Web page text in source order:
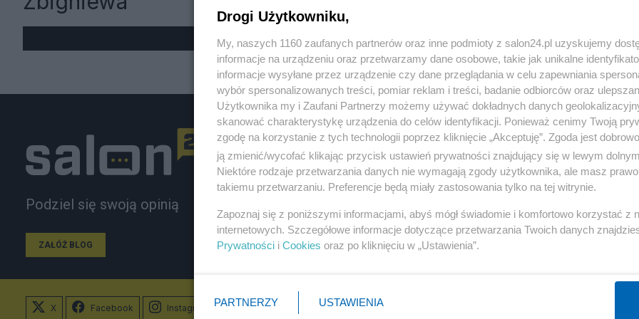
« WRÓĆ DO NOTKI
Podziel się swoją opinią
ZAŁÓŻ BLOG
Polityka
Rząd
Prezydent
NATO
KO
Gospodarka
Biznes
Pieniądze
Inwestycje
Podatki
X Facebook Instagram
Drogi Użytkowniku,
My, naszych 1160 zaufanych partnerów oraz inne podmioty z salon24.pl uzyskujemy
informacje na urządzeniu oraz przetwarzamy dane osobowe, takie jak unikalne
informacje wysyłane przez urządzenie czy dane przeglądania w celu zapewniania
wybór spersonalizowanych treści, pomiar reklam i treści, badanie odbiorców oraz
Użytkownika my i Zaufani Partnerzy możemy używać dokładnych danych
skanować charakterystykę urządzenia do celów identyfikacji. Ponieważ cenimy Twoją
zgodę na korzystanie z tych technologii poprzez kliknięcie „Akceptuję”. Zgoda jest
ją zmienić/wycofać klikając przycisk ustawień prywatności znajdujący się w lewym
Niektóre rodzaje przetwarzania danych nie wymagają zgody użytkownika, ale masz
takiemu przetwarzaniu. Preferencje będą miały zastosowania tylko na tej witrynie.
Zapoznaj się z poniższymi informacjami, abyś mógł świadomie i komfortowo korzystać z
internetowych. Szczegółowe informacje dotyczące przetwarzania Twoich danych
Prywatności i Cookies oraz po kliknięciu w „Ustawienia”.
PARTNERZY USTAWIENIA